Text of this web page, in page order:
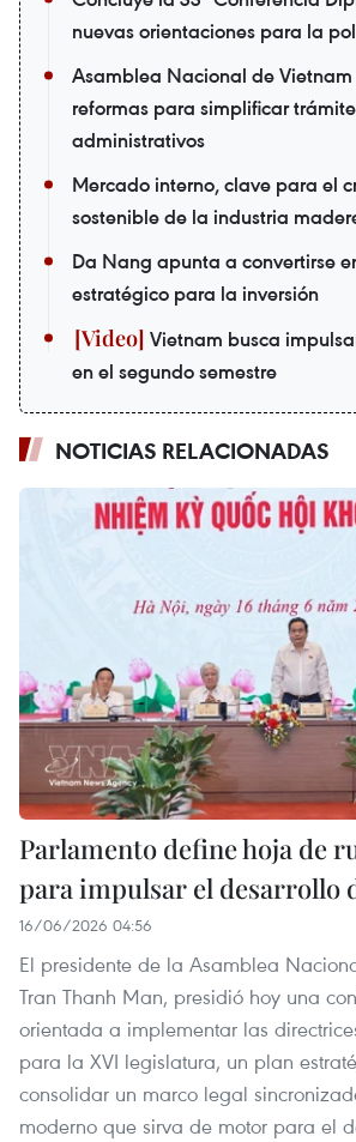
nuevas orientaciones para la
Asamblea Nacional de
reformas para simplificar
administrativos
Mercado interno, clave para el
sostenible de la industria
Da Nang apunta a convertirse
estratégico para la inversión
Vietnam busca
en el segundo semestre
NOTICIAS RELACIONADAS
Parlamento define hoja de
para impulsar el desarrollo
16/06/2026 04:56
El presidente de la Asamblea
Tran Thanh Man, presidió hoy una
orientada a implementar las
para la XVI legislatura, un plan
consolidar un marco legal
moderno que sirva de motor para el